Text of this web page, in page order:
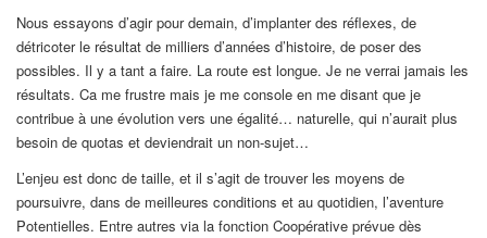
Nous essayons d’agir pour demain, d’implanter des réflexes, de
détricoter le résultat de milliers d’années d’histoire, de poser des
possibles. Il y a tant a faire. La route est longue. Je ne verrai jamais les
résultats. Ca me frustre mais je me console en me disant que je
contribue à une évolution vers une égalité… naturelle, qui n’aurait plus
besoin de quotas et deviendrait un non-sujet…
L’enjeu est donc de taille, et il s’agit de trouver les moyens de
poursuivre, dans de meilleures conditions et au quotidien, l’aventure
Potentielles. Entre autres via la fonction Coopérative prévue dès